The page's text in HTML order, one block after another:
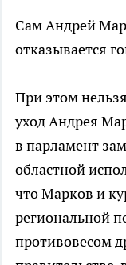
Сам Андрей
отказывается
При этом
уход Андрея
в парламент
областной
что Марков и
региональной
противовесом